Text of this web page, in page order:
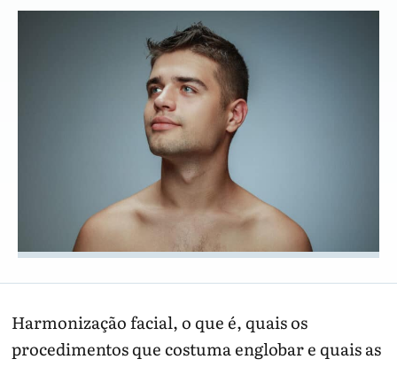
Harmonização facial, o que é, quais os
procedimentos que costuma englobar e quais as